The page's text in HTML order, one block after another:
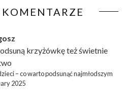
krzyżówkęteż świetnie
– co warto podsunąć najmłodszym
2025